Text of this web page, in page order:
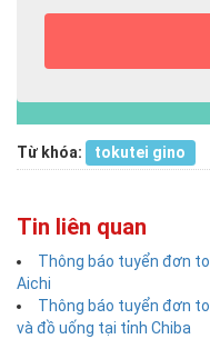
Từ khóa: tokutei gino
Tin liên quan
Thông báo tuyển đơn
Aichi
Thông báo tuyển đơn
và đồ uống tại tỉnh Chiba